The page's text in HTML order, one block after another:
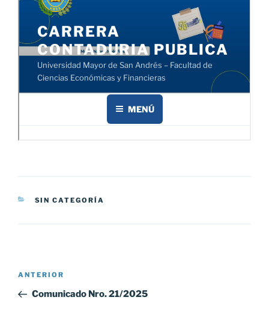
CATEGORÍAS
SIN CATEGORÍA
Navegación
entradas
Entrada
anterior:
ANTERIOR
Comunicado Nro. 21/2025